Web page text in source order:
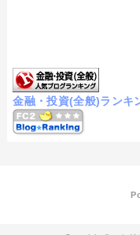
金融・投資(全般)ランキ